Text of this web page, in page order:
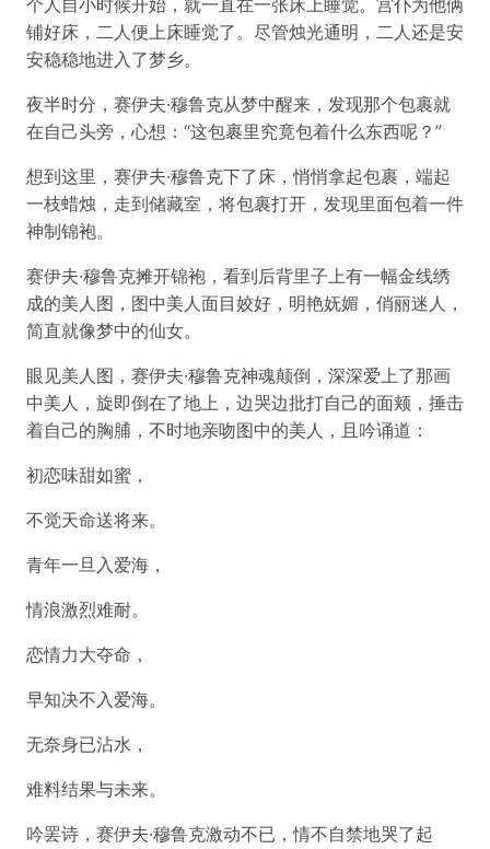
个人自小时候开始，就一直在一张床上睡觉。宫仆为他俩
铺好床，二人便上床睡觉了。尽管烛光通明，二人还是安
安稳稳地进入了梦乡。
夜半时分，赛伊夫·穆鲁克从梦中醒来，发现那个包裹就
在自己头旁，心想：“这包裹里究竟包着什么东西呢？”
想到这里，赛伊夫·穆鲁克下了床，悄悄拿起包裹，端起
一枝蜡烛，走到储藏室，将包裹打开，发现里面包着一件
神制锦袍。
赛伊夫·穆鲁克摊开锦袍，看到后背里子上有一幅金线绣
成的美人图，图中美人面目姣好，明艳妩媚，俏丽迷人，
简直就像梦中的仙女。
眼见美人图，赛伊夫·穆鲁克神魂颠倒，深深爱上了那画
中美人，旋即倒在了地上，边哭边批打自己的面颊，捶击
着自己的胸脯，不时地亲吻图中的美人，且吟诵道：
初恋味甜如蜜，
不觉天命送将来。
青年一旦入爱海，
情浪激烈难耐。
恋情力大夺命，
早知决不入爱海。
无奈身已沾水，
难料结果与未来。
吟罢诗，赛伊夫·穆鲁克激动不已，情不自禁地哭了起